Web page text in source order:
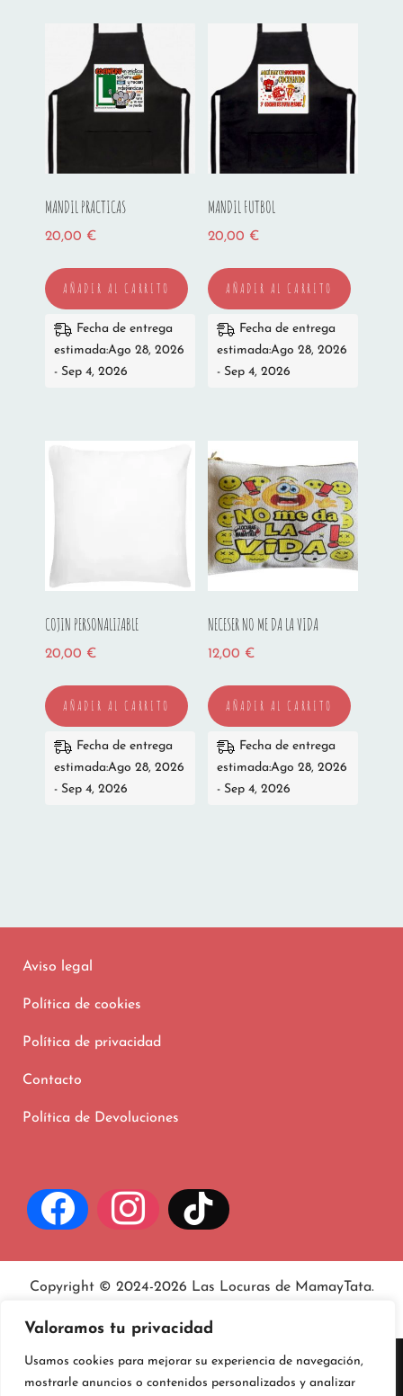
Valoramos tu privacidad
Usamos cookies para mejorar su experiencia de navegación,
mostrarle anuncios o contenidos personalizados y analizar
MANDIL PRACTICAS
20,00 €
AÑADIR AL CARRITO
Fecha de entrega
estimada:Ago 28, 2026
- Sep 4, 2026
MANDIL FUTBOL
20,00 €
AÑADIR AL CARRITO
Fecha de entrega
estimada:Ago 28, 2026
- Sep 4, 2026
COJIN PERSONALIZABLE
20,00 €
AÑADIR AL CARRITO
Fecha de entrega
estimada:Ago 28, 2026
- Sep 4, 2026
NECESER NO ME DA LA VIDA
12,00 €
AÑADIR AL CARRITO
Fecha de entrega
estimada:Ago 28, 2026
- Sep 4, 2026
Aviso legal
Política de cookies
Política de privacidad
Contacto
Política de Devoluciones
Copyright © 2024-2026 Las Locuras de MamayTata.